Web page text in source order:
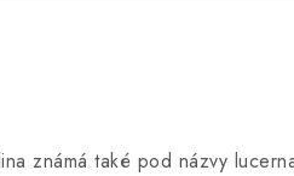
známá také pod názvy